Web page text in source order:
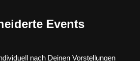
Events
nach Deinen Vorstellungen